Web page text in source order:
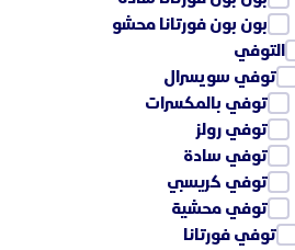
بون بون فورتانا محشو
التوفي
توفي سويسرال
توفي بالمكسرات
توفي رولز
توفي سادة
توفي كريسبي
توفي محشية
توفي فورتانا